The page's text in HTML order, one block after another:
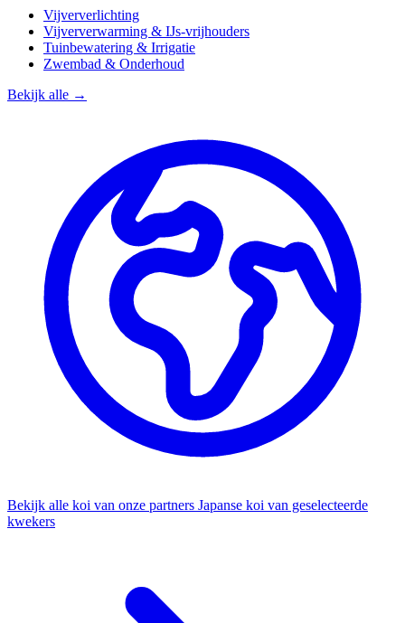
Vijververlichting
Vijververwarming & IJs-vrijhouders
Tuinbewatering & Irrigatie
Zwembad & Onderhoud
Bekijk alle →
Bekijk alle koi van onze partners Japanse koi van geselecteerde
kwekers